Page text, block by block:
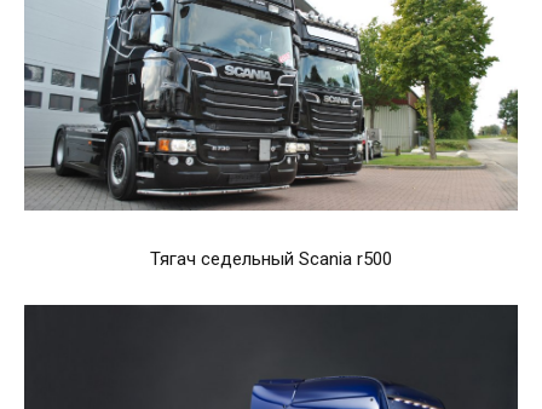
Тягач седельный Scania r500